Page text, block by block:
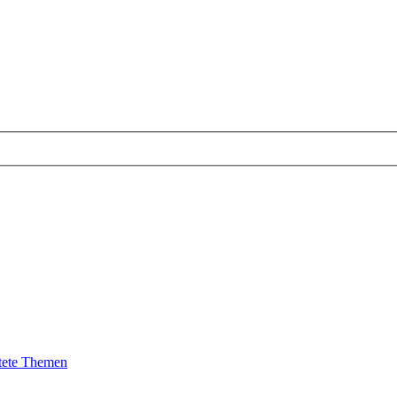
Themen